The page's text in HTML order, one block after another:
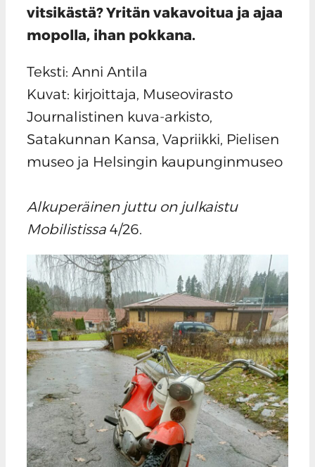
vitsikästä? Yritän vakavoitua ja ajaa
mopolla, ihan pokkana.
Teksti: Anni Antila
Kuvat: kirjoittaja, Museovirasto
Journalistinen kuva-arkisto,
Satakunnan Kansa, Vapriikki, Pielisen
museo ja Helsingin kaupunginmuseo
Alkuperäinen juttu on julkaistu
Mobilistissa 4/26.